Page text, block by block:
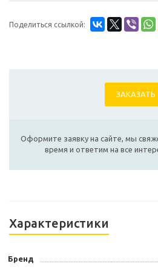
Поделиться ссылкой:
ЗАКАЗАТЬ
Оформите заявку на сайте, мы
время и ответим на все
Характеристики
Бренд